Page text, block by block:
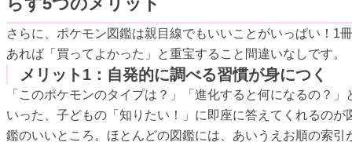
さらに、ポケモン図鑑は親目線でもいいことがいっぱい！1冊
あれば「買ってよかった」と重宝すること間違いなしです。
メリット1：自発的に調べる習慣が身につく
「このポケモンのタイプは？」「進化すると何になるの？」
いった、子どもの「知りたい！」に即座に答えてくれるのが
鑑のいいところ。ほとんどの図鑑には、あいうえお順の索引